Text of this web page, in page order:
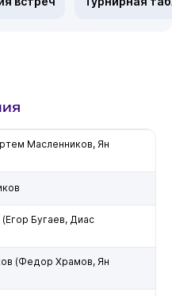
Масленников, Ян
Бугаев, Диас
(Федор Храмов, Ян